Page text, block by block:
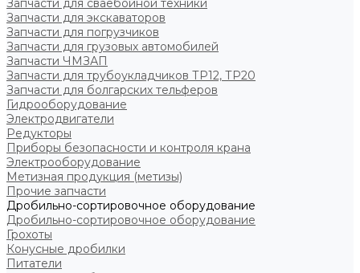
Запчасти для сваебойной техники
Запчасти для экскаваторов
Запчасти для погрузчиков
Запчасти для грузовых автомобилей
Запчасти ЧМЗАП
Запчасти для трубоукладчиков ТР12, ТР20
Запчасти для болгарских тельферов
Гидрооборудование
Электродвигатели
Редукторы
Приборы безопасности и контроля крана
Электрооборудование
Метизная продукция (метизы)
Прочие запчасти
Дробильно-сортировочное оборудование
Дробильно-сортировочное оборудование
Грохоты
Конусные дробилки
Питатели